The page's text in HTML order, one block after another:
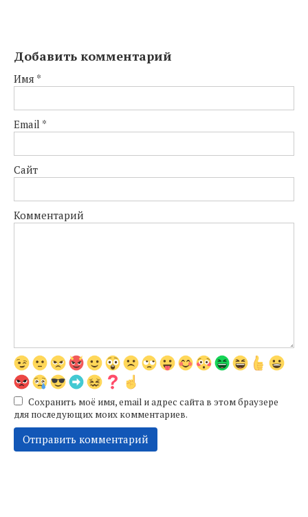
Добавить комментарий
Имя *
Email *
Сайт
Комментарий
Сохранить моё имя, email и адрес сайта в этом браузере
для последующих моих комментариев.